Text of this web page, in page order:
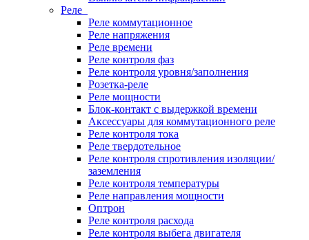
Реле
Реле коммутационное
Реле напряжения
Реле времени
Реле контроля фаз
Реле контроля уровня/заполнения
Розетка-реле
Реле мощности
Блок-контакт с выдержкой времени
Аксессуары для коммутационного реле
Реле контроля тока
Реле твердотельное
Реле контроля спротивления изоляции/
заземления
Реле контроля температуры
Реле направления мощности
Оптрон
Реле контроля расхода
Реле контроля выбега двигателя